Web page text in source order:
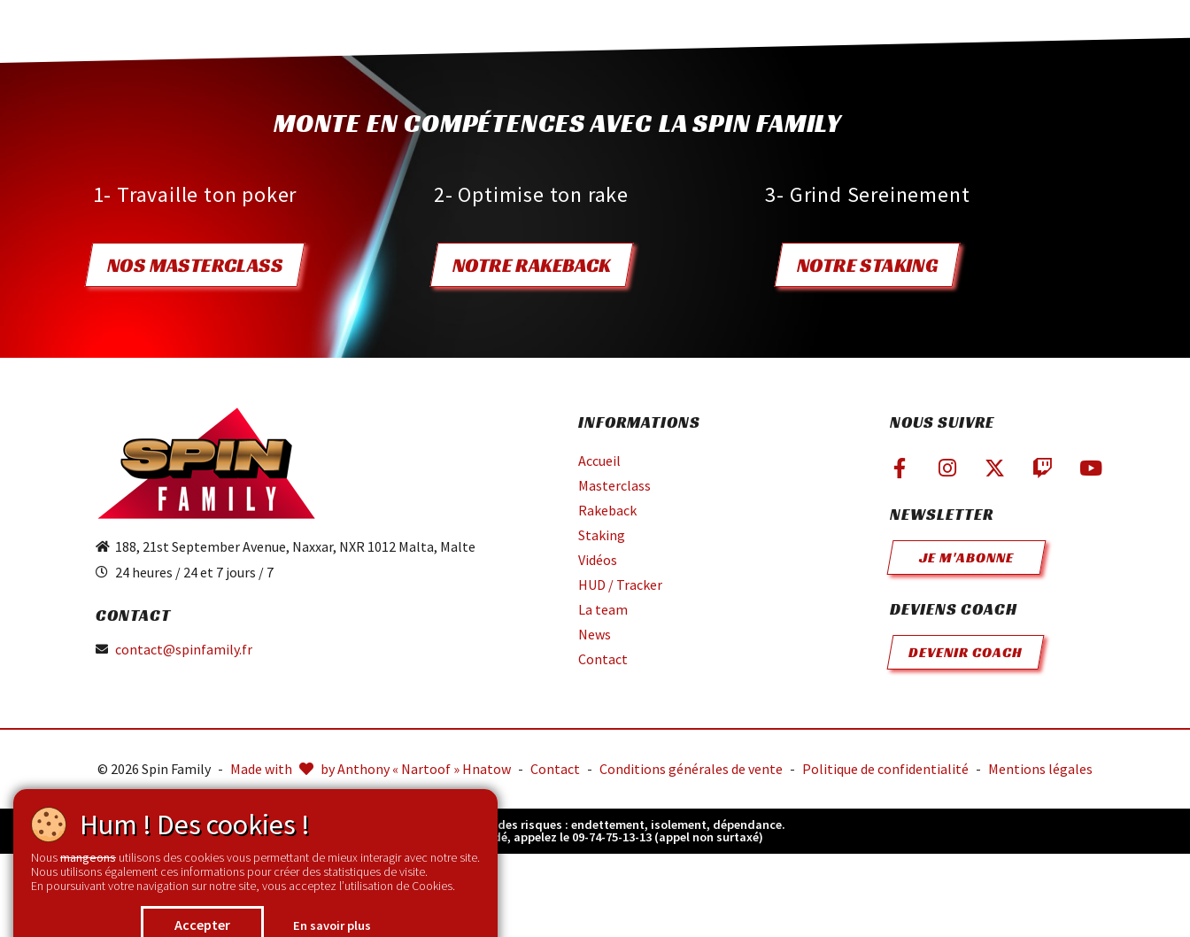
MONTE EN COMPÉTENCES AVEC LA SPIN FAMILY
1- Travaille ton poker
NOS MASTERCLASS
2- Optimise ton rake
NOTRE RAKEBACK
3- Grind Sereinement
NOTRE STAKING
188, 21st September Avenue, Naxxar, NXR 1012 Malta, Malte
24 heures / 24 et 7 jours / 7
CONTACT
contact@spinfamily.fr
INFORMATIONS
Accueil
Masterclass
Rakeback
Staking
Vidéos
HUD / Tracker
La team
News
Contact
NOUS SUIVRE
NEWSLETTER
JE M'ABONNE
DEVIENS COACH
DEVENIR COACH
© 2026 Spin Family - Made with by Anthony « Nartoof » Hnatow - Contact - Conditions générales de vente - Politique de confidentialité - Mentions légales
Jouer comporte des risques : endettement, isolement, dépendance.
Pour être aidé, appelez le 09-74-75-13-13 (appel non surtaxé)
Hum ! Des cookies !
Nousmangeons utilisons des cookies vous permettant de mieux interagir avec notre site.
Nous utilisons également ces informations pour créer des statistiques de visite.
En poursuivant votre navigation sur notre site, vous acceptez l’utilisation de Cookies.
Accepter En savoir plus